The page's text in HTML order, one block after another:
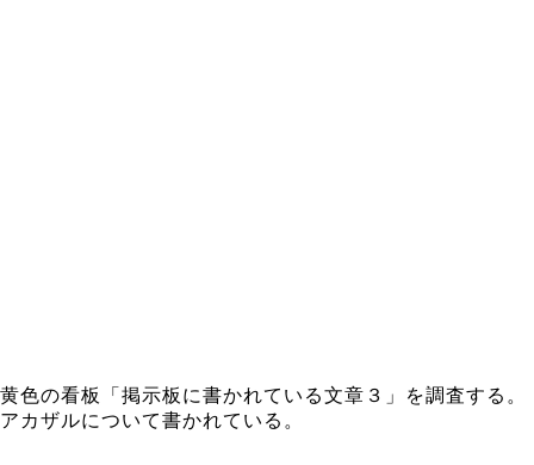
黄色の看板「掲示板に書かれている文章３」を調査する。
アカザルについて書かれている。